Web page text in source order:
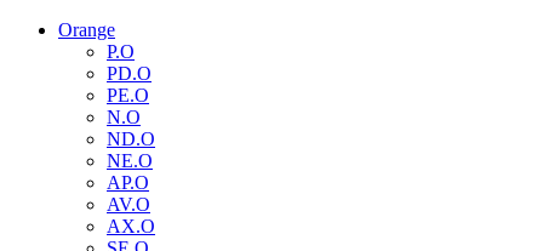
Orange
P.O
PD.O
PE.O
N.O
ND.O
NE.O
AP.O
AV.O
AX.O